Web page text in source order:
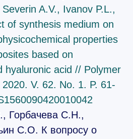
A.V., Ivanov P.L.,
of synthesis medium on
properties
based on
hyaluronic acid // Polymer
V. 62. No. 1. P. 61-
Горбачева С.Н.,
С.О. К вопросу о